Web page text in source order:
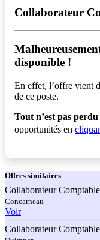
Collaborateur
disponible !️
En effet, l’offre vient
de ce poste.
Tout n’est pas perdu
opportunités en
Offres similaires
Collaborateur Comptable
Concarneau
Voir
Collaborateur Comptable